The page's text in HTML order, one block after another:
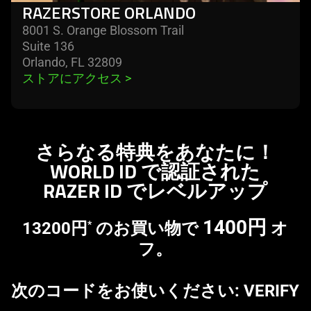
RAZERSTORE ORLANDO
8001 S. Orange Blossom Trail
Suite 136
Orlando, FL 32809
ストアにアクセス >
さらなる特典をあなたに ！
WORLD ID で認証された
RAZER ID でレベルアップ
13200円*のお買い物で 1400円 オ
フ。
次のコードをお使いください: VERIFY